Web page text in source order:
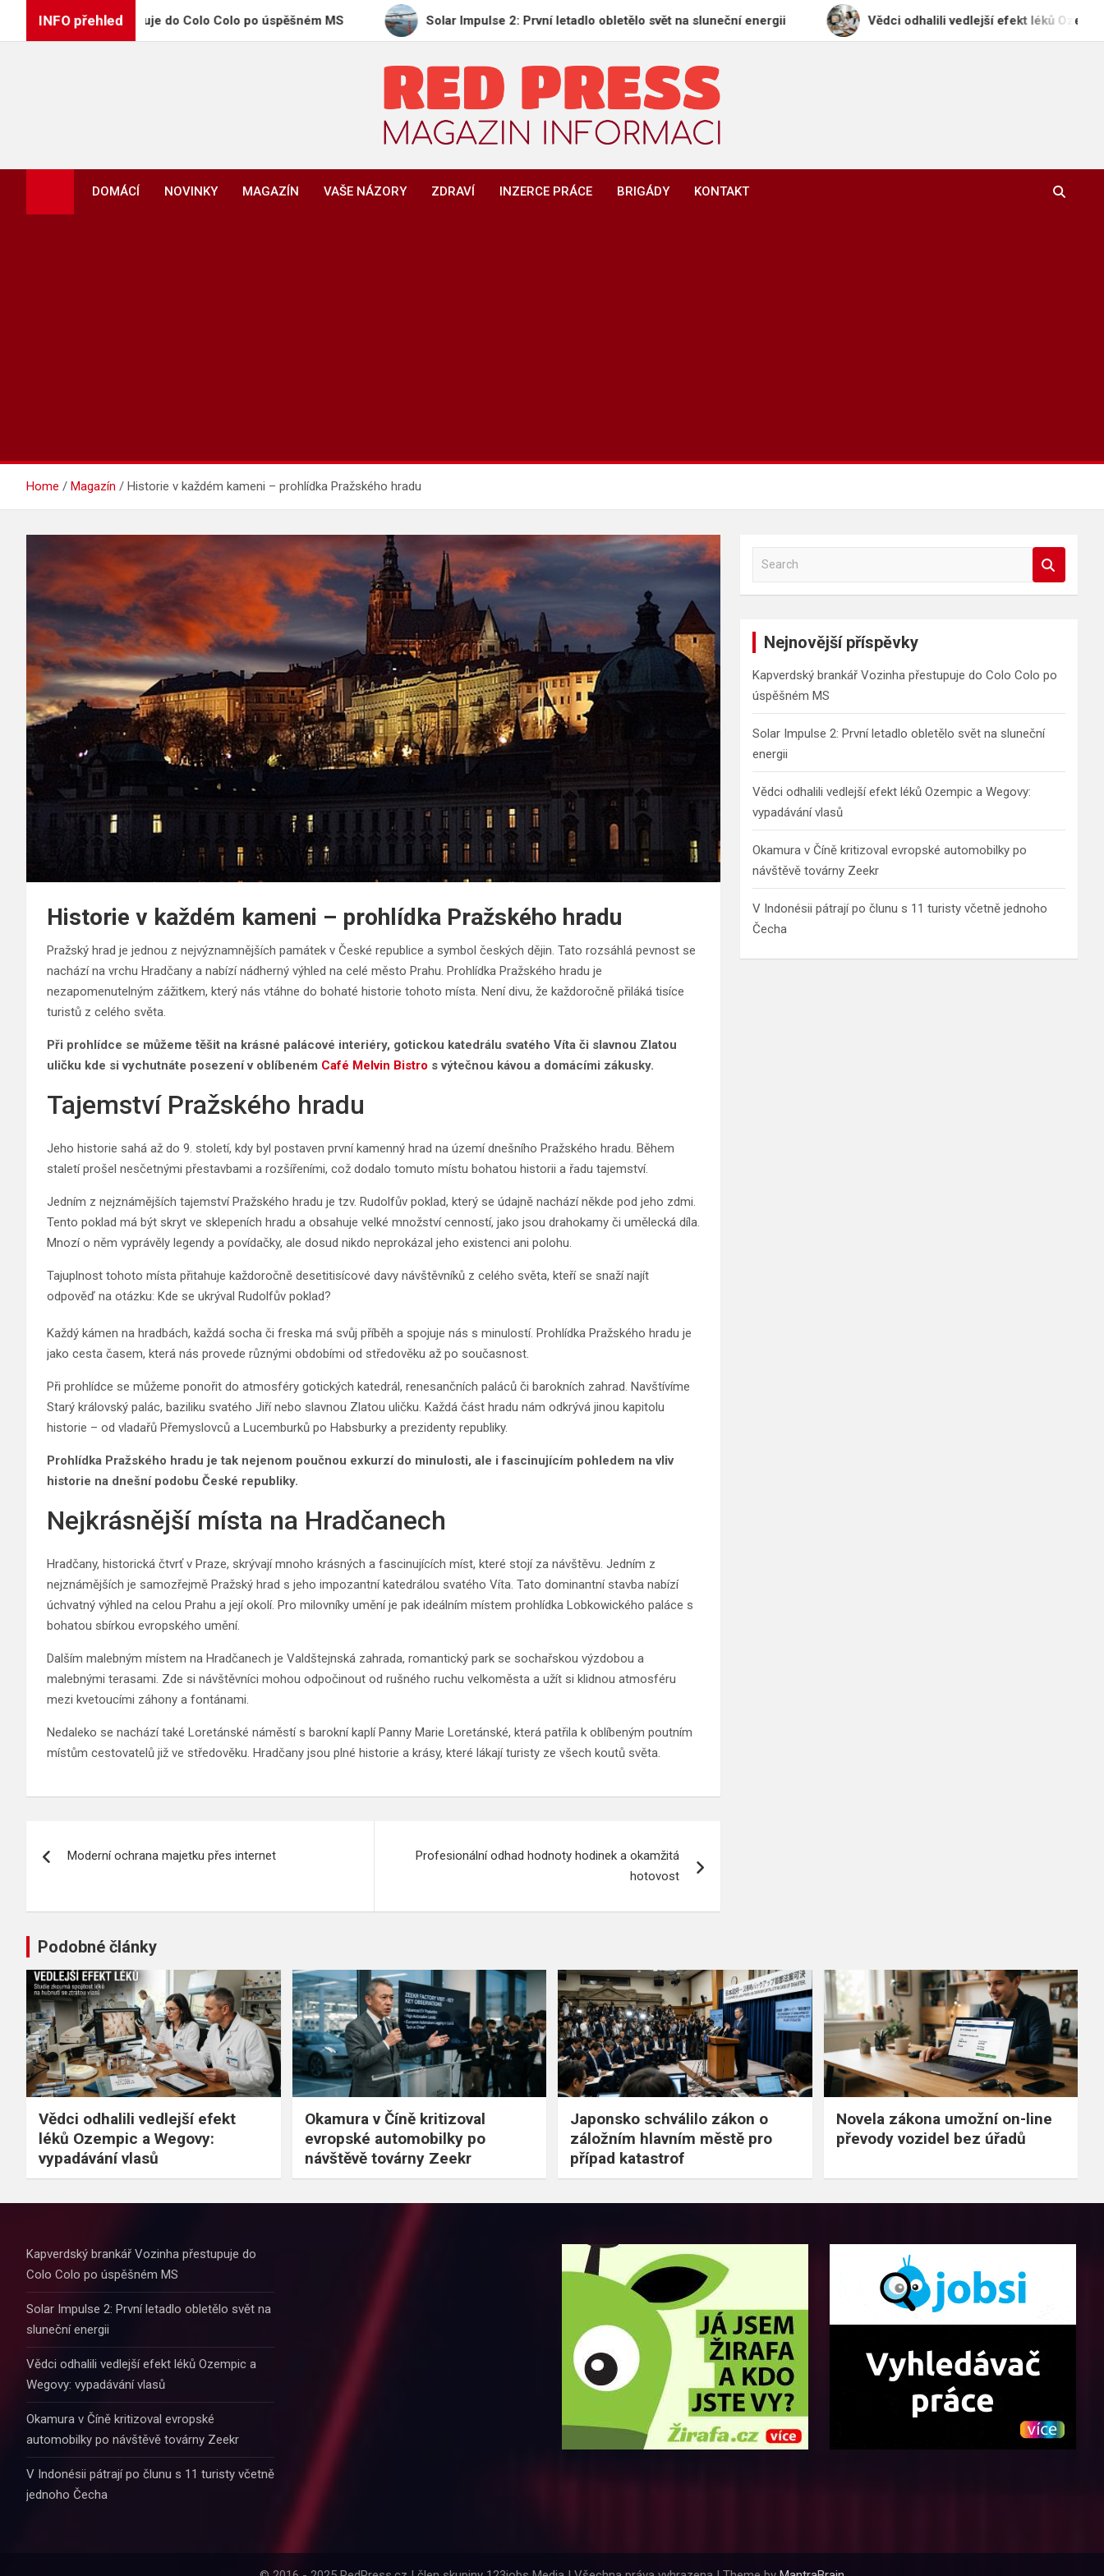
INFO přehled
přestupuje do Colo Colo po úspěšném MS Solar Impulse 2: První letadlo obletělo svět na sluneční energii Vědci odhalili vedlejší efekt léků Ozempic a
REDPRESS.CZ
DOMÁCÍ NOVINKY MAGAZÍN VAŠE NÁZORY ZDRAVÍ INZERCE PRÁCE BRIGÁDY KONTAKT
Home Magazín Historie v každém kameni – prohlídka Pražského hradu
Historie v každém kameni – prohlídka Pražského hradu
Pražský hrad je jednou z nejvýznamnějších památek v České republice a symbol českých dějin. Tato rozsáhlá pevnost se
nachází na vrchu Hradčany a nabízí nádherný výhled na celé město Prahu. Prohlídka Pražského hradu je
nezapomenutelným zážitkem, který nás vtáhne do bohaté historie tohoto místa. Není divu, že každoročně přiláká tisíce
turistů z celého světa.
Při prohlídce se můžeme těšit na krásné palácové interiéry, gotickou katedrálu svatého Víta či slavnou Zlatou
uličku kde si vychutnáte posezení v oblíbeném Café Melvin Bistro s výtečnou kávou a domácími zákusky.
Tajemství Pražského hradu
Jeho historie sahá až do 9. století, kdy byl postaven první kamenný hrad na území dnešního Pražského hradu. Během
staletí prošel nesčetnými přestavbami a rozšířeními, což dodalo tomuto místu bohatou historii a řadu tajemství.
Jedním z nejznámějších tajemství Pražského hradu je tzv. Rudolfův poklad, který se údajně nachází někde pod jeho zdmi.
Tento poklad má být skryt ve sklepeních hradu a obsahuje velké množství cenností, jako jsou drahokamy či umělecká díla.
Mnozí o něm vyprávěly legendy a povídačky, ale dosud nikdo neprokázal jeho existenci ani polohu.
Tajuplnost tohoto místa přitahuje každoročně desetitisícové davy návštěvníků z celého světa, kteří se snaží najít
odpověď na otázku: Kde se ukrýval Rudolfův poklad?
Každý kámen na hradbách, každá socha či freska má svůj příběh a spojuje nás s minulostí. Prohlídka Pražského hradu je
jako cesta časem, která nás provede různými obdobími od středověku až po současnost.
Při prohlídce se můžeme ponořit do atmosféry gotických katedrál, renesančních paláců či barokních zahrad. Navštívíme
Starý královský palác, baziliku svatého Jiří nebo slavnou Zlatou uličku. Každá část hradu nám odkrývá jinou kapitolu
historie – od vladařů Přemyslovců a Lucemburků po Habsburky a prezidenty republiky.
Prohlídka Pražského hradu je tak nejenom poučnou exkurzí do minulosti, ale i fascinujícím pohledem na vliv
historie na dnešní podobu České republiky.
Nejkrásnější místa na Hradčanech
Hradčany, historická čtvrť v Praze, skrývají mnoho krásných a fascinujících míst, které stojí za návštěvu. Jedním z
nejznámějších je samozřejmě Pražský hrad s jeho impozantní katedrálou svatého Víta. Tato dominantní stavba nabízí
úchvatný výhled na celou Prahu a její okolí. Pro milovníky umění je pak ideálním místem prohlídka Lobkowického paláce s
bohatou sbírkou evropského umění.
Dalším malebným místem na Hradčanech je Valdštejnská zahrada, romantický park se sochařskou výzdobou a
malebnými terasami. Zde si návštěvníci mohou odpočinout od rušného ruchu velkoměsta a užít si klidnou atmosféru
mezi kvetoucími záhony a fontánami.
Nedaleko se nachází také Loretánské náměstí s barokní kaplí Panny Marie Loretánské, která patřila k oblíbeným poutním
místům cestovatelů již ve středověku. Hradčany jsou plné historie a krásy, které lákají turisty ze všech koutů světa.
pro
příspěvek
Moderní ochrana majetku přes internet
Profesionální odhad hodnoty hodinek a okamžitá
hotovost
a
Nejnovější příspěvky
Kapverdský brankář Vozinha přestupuje do Colo Colo po
úspěšném MS
Solar Impulse 2: První letadlo obletělo svět na sluneční
energii
Vědci odhalili vedlejší efekt léků Ozempic a Wegovy:
vypadávání vlasů
Okamura v Číně kritizoval evropské automobilky po
návštěvě továrny Zeekr
V Indonésii pátrají po člunu s 11 turisty včetně jednoho
Čecha
Podobné články
Vědci odhalili vedlejší efekt
léků Ozempic a Wegovy:
vypadávání vlasů
Okamura v Číně kritizoval
evropské automobilky po
návštěvě továrny Zeekr
Japonsko schválilo zákon o
záložním hlavním městě pro
případ katastrof
Novela zákona umožní on-line
převody vozidel bez úřadů
Kapverdský brankář Vozinha přestupuje do
Colo Colo po úspěšném MS
Solar Impulse 2: První letadlo obletělo svět na
sluneční energii
Vědci odhalili vedlejší efekt léků Ozempic a
Wegovy: vypadávání vlasů
Okamura v Číně kritizoval evropské
automobilky po návštěvě továrny Zeekr
V Indonésii pátrají po člunu s 11 turisty včetně
jednoho Čecha